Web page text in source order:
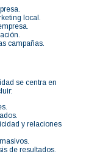
local.
campañas.
se centra en
y relaciones
de resultados.